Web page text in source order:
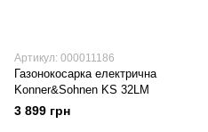
Артикул: 000011186
Газонокосарка електрична
Konner&Sohnen KS 32LM
3 899 грн